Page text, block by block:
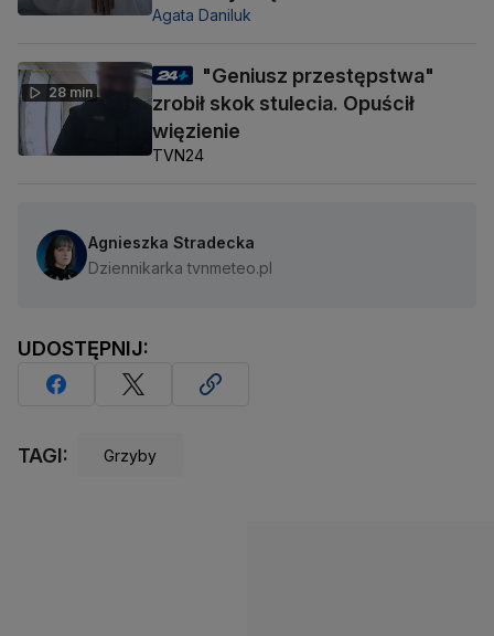
Agata Daniluk
28 min
"Geniusz przestępstwa"
zrobił skok stulecia. Opuścił
więzienie
TVN24
Agnieszka Stradecka
Dziennikarka tvnmeteo.pl
UDOSTĘPNIJ:
TAGI: Grzyby